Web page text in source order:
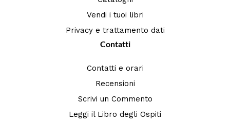
Vendi i tuoi libri
Privacy e trattamento dati
Contatti
Contatti e orari
Recensioni
Scrivi un Commento
Leggi il Libro degli Ospiti